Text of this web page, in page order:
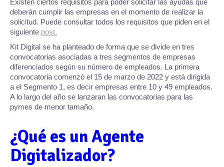
Existen ciertos requisitos para poder solicitar las ayudas que
deberán cumplir las empresas en el momento de realizar la
solicitud. Puede consultar todos los requisitos que piden en el
siguiente post.
Kit Digital se ha planteado de forma que se divide en tres
convocatorias asociadas a tres segmentos de empresas
diferenciados según su número de empleados. La primera
convocatoria comenzó el 15 de marzo de 2022 y está dirigida
a el Segmento 1, es decir empresas entre 10 y 49 empleados.
A lo largo del año se lanzaran las convocatorias para las
pymes de menor tamaño.
¿Qué es un Agente
Digitalizador?